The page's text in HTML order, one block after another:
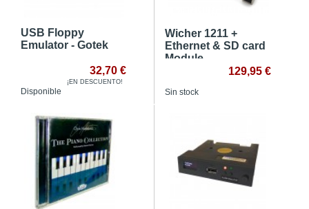
USB Floppy
Emulator - Gotek
32,70 €
¡EN DESCUENTO!
Disponible
Wicher 1211 +
Ethernet & SD card
Module
129,95 €
Sin stock